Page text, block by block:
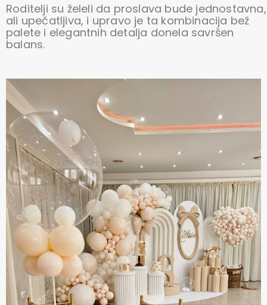
Roditelji su želeli da proslava bude jednostavna,
ali upečatljiva, i upravo je ta kombinacija bež
palete i elegantnih detalja donela savršen
balans.